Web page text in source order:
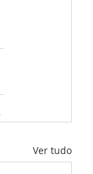
Ver tudo